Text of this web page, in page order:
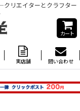
クリエイターとクラフター
カート
実店舗 問い合わせ